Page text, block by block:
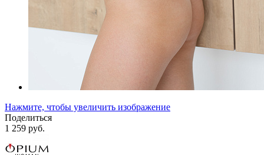
Нажмите, чтобы увеличить изображение
Поделиться
1 259 руб.